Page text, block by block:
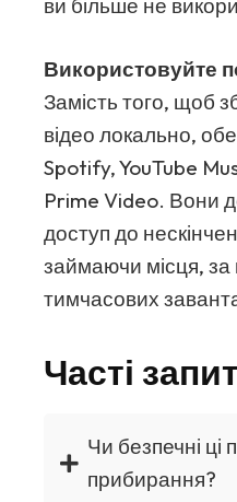
Використовуйте
Замість того, щоб
відео локально,
Spotify, YouTube
Prime Video. Вони
доступ до
займаючи місця, за
тимчасових
Часті
Чи безпечні ці
прибирання?